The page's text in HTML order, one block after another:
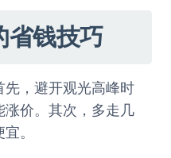
省钱技巧
，避开观光高峰时
价。其次，多走几
。